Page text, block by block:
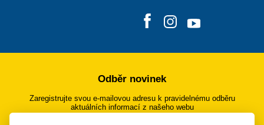
Odběr novinek
Zaregistrujte svou e-mailovou adresu k pravidelnému odběru
aktuálních informací z našeho webu